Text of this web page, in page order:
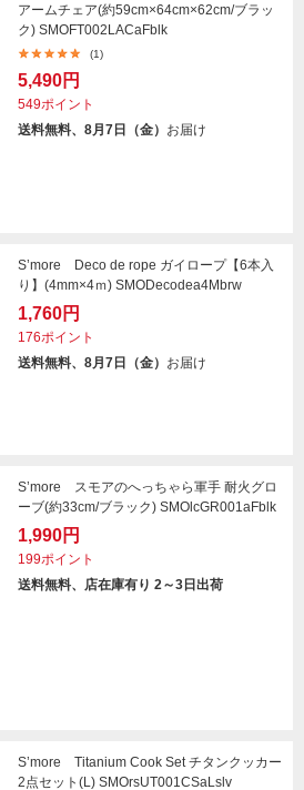
アームチェア(約59cm×64cm×62cm/ブラッ
ク) SMOFT002LACaFblk
(1)
5,490円
549ポイント
送料無料、8月7日（金） お届け
S’more Deco de rope ガイロープ【6本入
り】(4mm×4ｍ) SMODecodea4Mbrw
1,760円
176ポイント
送料無料、8月7日（金） お届け
S’more スモアのへっちゃら軍手 耐火グロ
ーブ(約33cm/ブラック) SMOlcGR001aFblk
1,990円
199ポイント
送料無料、店在庫有り 2～3日出荷
S’more Titanium Cook Set チタンクッカー
2点セット(L) SMOrsUT001CSaLslv